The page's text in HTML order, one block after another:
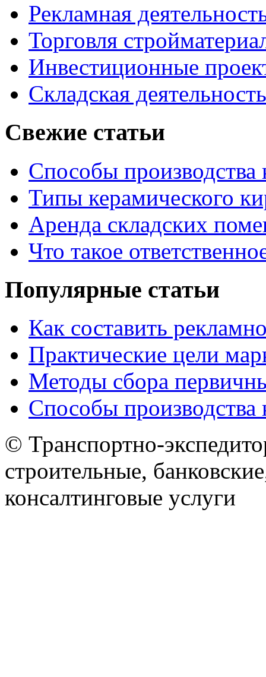
Рекламная
Торговля
Инвестиционные
Складская деятельность
Свежие статьи
Способы производства
Типы керамического
Аренда складских
Что такое
Популярные статьи
Как составить
Практические цели
Методы сбора
Способы производства
© Транспортно-
строительные,
консалтинговые услуги